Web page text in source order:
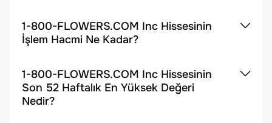
1-800-FLOWERS.COM Inc Hissesinin
İşlem Hacmi Ne Kadar?
1-800-FLOWERS.COM Inc Hissesinin
Son 52 Haftalık En Yüksek Değeri
Nedir?